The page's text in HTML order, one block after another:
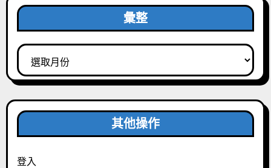
彙整
彙
整
其他操作
登入